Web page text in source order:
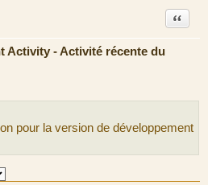
Activity - Activité récente du
Citation
pour la version de développement